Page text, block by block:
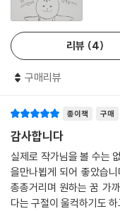
작가의 운명은 마치 깐깐
산이 기다리고 있었다.
갑자기 찾아온 난치병(류
그만의 지도 그리는 법을
일』 라이트박스를 버리고
마다 다른 기법으로 고정순
다. 전화위복처럼 아니, 마
도해 한판승을 거둔 선수
몸이 무너지면서 느꼈을
로는 금물이 아니라 꿈이
리뷰 4
구매리뷰
종이책 구매
감사합니다
실제로 작가님을 볼 수는
을만나뵙게 되어 좋았습
총총거리며 원하는 꿈 가
다는 구절이 울컥하기도